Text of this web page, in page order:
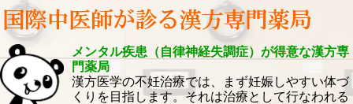
メンタル疾患（自律神経失調症）が得意な漢方専
門薬局
漢方医学の不妊治療では、まず妊娠しやすい体づ
くりを目指します。それは治療として行なわれる